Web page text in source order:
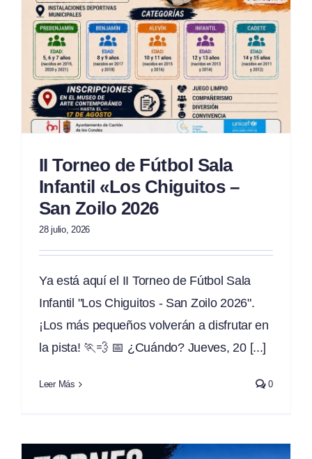
II Torneo de Fútbol Sala
Infantil «Los Chiguitos –
San Zoilo 2026
28 julio, 2026
Ya está aquí el II Torneo de Fútbol Sala
Infantil "Los Chiguitos - San Zoilo 2026".
¡Los más pequeños volverán a disfrutar en
la pista! 🏃💨 📅 ¿Cuándo? Jueves, 20 [...]
Leer Más 0